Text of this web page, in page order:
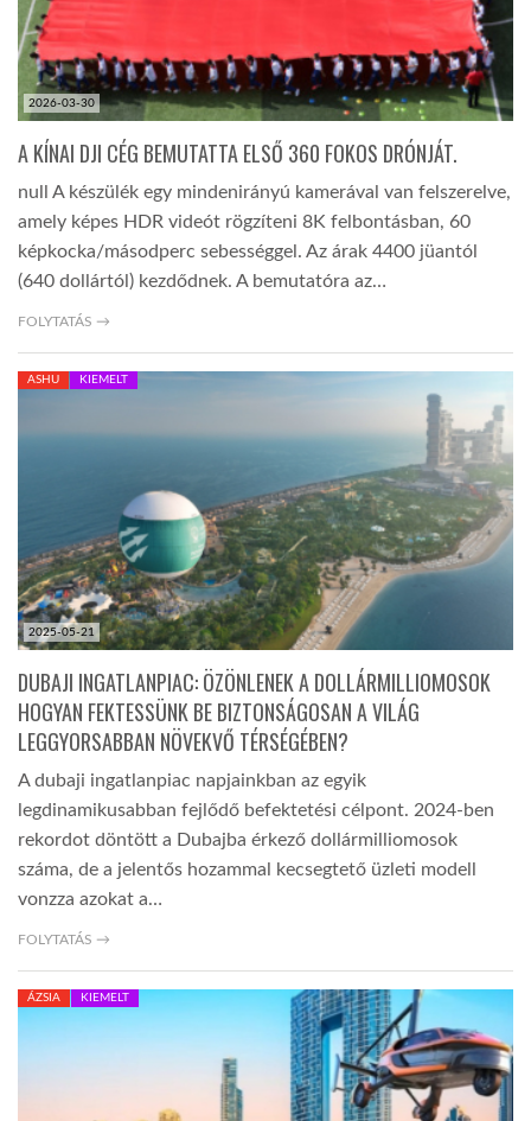
2026-03-30
A KÍNAI DJI CÉG BEMUTATTA ELSŐ 360 FOKOS DRÓNJÁT.
null A készülék egy mindenirányú kamerával van felszerelve,
amely képes HDR videót rögzíteni 8K felbontásban, 60
képkocka/másodperc sebességgel. Az árak 4400 jüantól
(640 dollártól) kezdődnek. A bemutatóra az…
FOLYTATÁS →
2025-05-21
ASHU KIEMELT
DUBAJI INGATLANPIAC: ÖZÖNLENEK A DOLLÁRMILLIOMOSOK
HOGYAN FEKTESSÜNK BE BIZTONSÁGOSAN A VILÁG
LEGGYORSABBAN NÖVEKVŐ TÉRSÉGÉBEN?
A dubaji ingatlanpiac napjainkban az egyik
legdinamikusabban fejlődő befektetési célpont. 2024-ben
rekordot döntött a Dubajba érkező dollármilliomosok
száma, de a jelentős hozammal kecsegtető üzleti modell
vonzza azokat a…
FOLYTATÁS →
ÁZSIA KIEMELT